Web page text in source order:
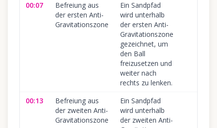
00:07
Befreiung aus
der ersten Anti-
Gravitationszone
Ein Sandpfad
wird unterhalb
der ersten Anti-
Gravitationszone
gezeichnet, um
den Ball
freizusetzen und
weiter nach
rechts zu lenken.
00:13
Befreiung aus
der zweiten Anti-
Gravitationszone
Ein Sandpfad
wird unterhalb
der zweiten Anti-